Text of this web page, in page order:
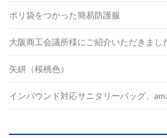
ポリ袋をつかった簡易防護服
大阪商工会議所様にご紹介いただきまし
矢絣（桜桃色）
インバウンド対応サニタリーバッグ、